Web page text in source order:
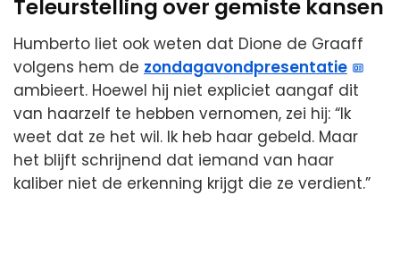
Teleurstelling over gemiste kansen
Humberto liet ook weten dat Dione de Graaff
volgens hem de zondagavondpresentatie
ambieert. Hoewel hij niet expliciet aangaf dit
van haarzelf te hebben vernomen, zei hij: “Ik
weet dat ze het wil. Ik heb haar gebeld. Maar
het blijft schrijnend dat iemand van haar
kaliber niet de erkenning krijgt die ze verdient.”